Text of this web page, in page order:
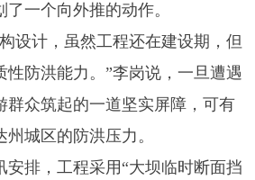
一个向外推的动作。
设计，虽然工程还在建设期，但
性防洪能力。”李岗说，一旦遭遇
群众筑起的一道坚实屏障，可有
城区的防洪压力。
安排，工程采用“大坝临时断面挡